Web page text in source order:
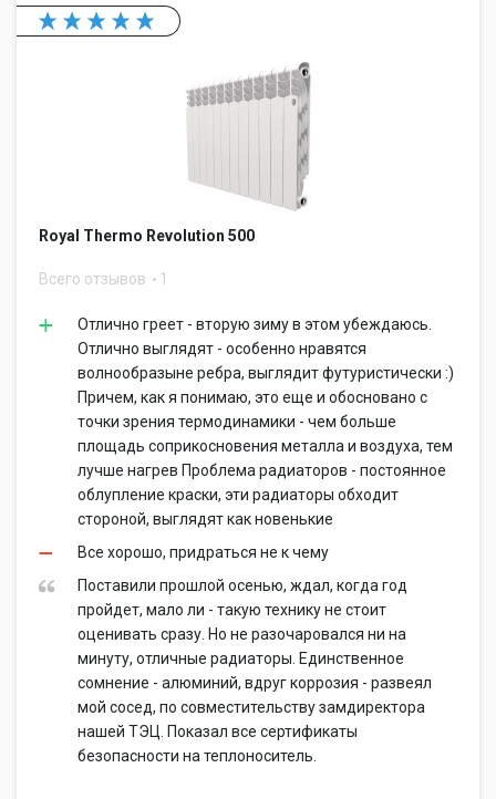
Royal Thermo Revolution 500
Всего отзывов 1
Отлично греет - вторую зиму в этом убеждаюсь.
Отлично выглядят - особенно нравятся
волнообразыне ребра, выглядит футуристически :)
Причем, как я понимаю, это еще и обосновано с
точки зрения термодинамики - чем больше
площадь соприкосновения металла и воздуха, тем
лучше нагрев Проблема радиаторов - постоянное
облупление краски, эти радиаторы обходит
стороной, выглядят как новенькие
Все хорошо, придраться не к чему
Поставили прошлой осенью, ждал, когда год
пройдет, мало ли - такую технику не стоит
оценивать сразу. Но не разочаровался ни на
минуту, отличные радиаторы. Единственное
сомнение - алюминий, вдруг коррозия - развеял
мой сосед, по совместительству замдиректора
нашей ТЭЦ. Показал все сертификаты
безопасности на теплоноситель.